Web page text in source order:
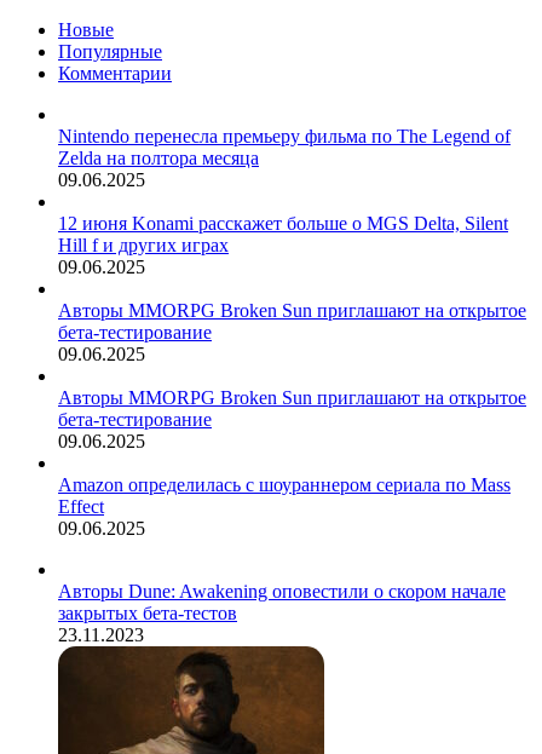
Новые
Популярные
Комментарии
Nintendo перенесла премьеру фильма по The Legend of
Zelda на полтора месяца
09.06.2025
12 июня Konami расскажет больше о MGS Delta, Silent
Hill f и других играх
09.06.2025
Авторы MMORPG Broken Sun приглашают на открытое
бета-тестирование
09.06.2025
Авторы MMORPG Broken Sun приглашают на открытое
бета-тестирование
09.06.2025
Amazon определилась с шоураннером сериала по Mass
Effect
09.06.2025
Авторы Dune: Awakening оповестили о скором начале
закрытых бета-тестов
23.11.2023